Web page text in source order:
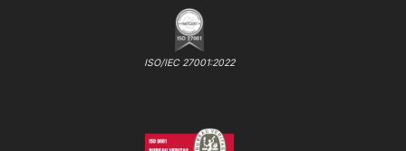
ISO/IEC 27001:2022